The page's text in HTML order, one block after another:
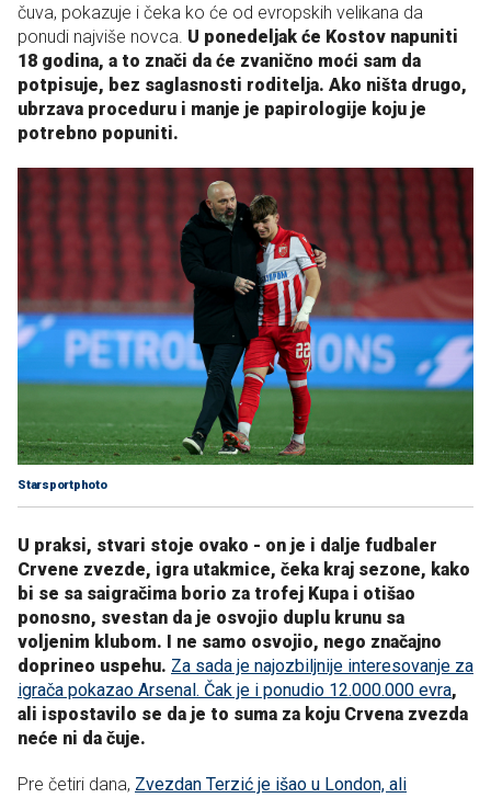
čuva, pokazuje i čeka ko će od evropskih velikana da
ponudi najviše novca. U ponedeljak će Kostov napuniti
18 godina, a to znači da će zvanično moći sam da
potpisuje, bez saglasnosti roditelja. Ako ništa drugo,
ubrzava proceduru i manje je papirologije koju je
potrebno popuniti.
Starsportphoto
U praksi, stvari stoje ovako - on je i dalje fudbaler
Crvene zvezde, igra utakmice, čeka kraj sezone, kako
bi se sa saigračima borio za trofej Kupa i otišao
ponosno, svestan da je osvojio duplu krunu sa
voljenim klubom. I ne samo osvojio, nego značajno
doprineo uspehu. Za sada je najozbiljnije interesovanje za
igrača pokazao Arsenal. Čak je i ponudio 12.000.000 evra,
ali ispostavilo se da je to suma za koju Crvena zvezda
neće ni da čuje.
Pre četiri dana, Zvezdan Terzić je išao u London, ali